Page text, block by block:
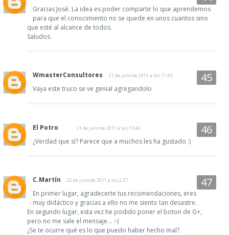
Gracias José. La idea es poder compartir lo que aprendemos
para que el conocimiento no se quede en unos cuantos sino
que esté al alcance de todos.
Saludos.
WmasterConsultores 21 de julio de 2011 a las 11:43
Vaya este truco se ve genial agregandolo
El Potro 21 de julio de 2011 a las 13:44
¿Verdad que sí? Parece que a muchos les ha gustado :)
C.Martín 22 de julio de 2011 a las 2:57
En primer lugar, agradecerte tus recomendaciones, eres
muy didáctico y gracias a ello no me siento tan desastre.
En segundo lugar, esta vez he podido poner el boton de G+,
pero no me sale el mensaje... :-(
¿Se te ocurre qué es lo que puedo haber hecho mal?